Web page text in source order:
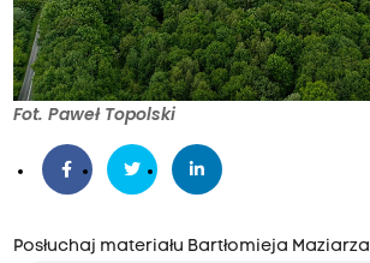
Fot. Paweł Topolski
Posłuchaj materiału Bartłomieja Maziarza